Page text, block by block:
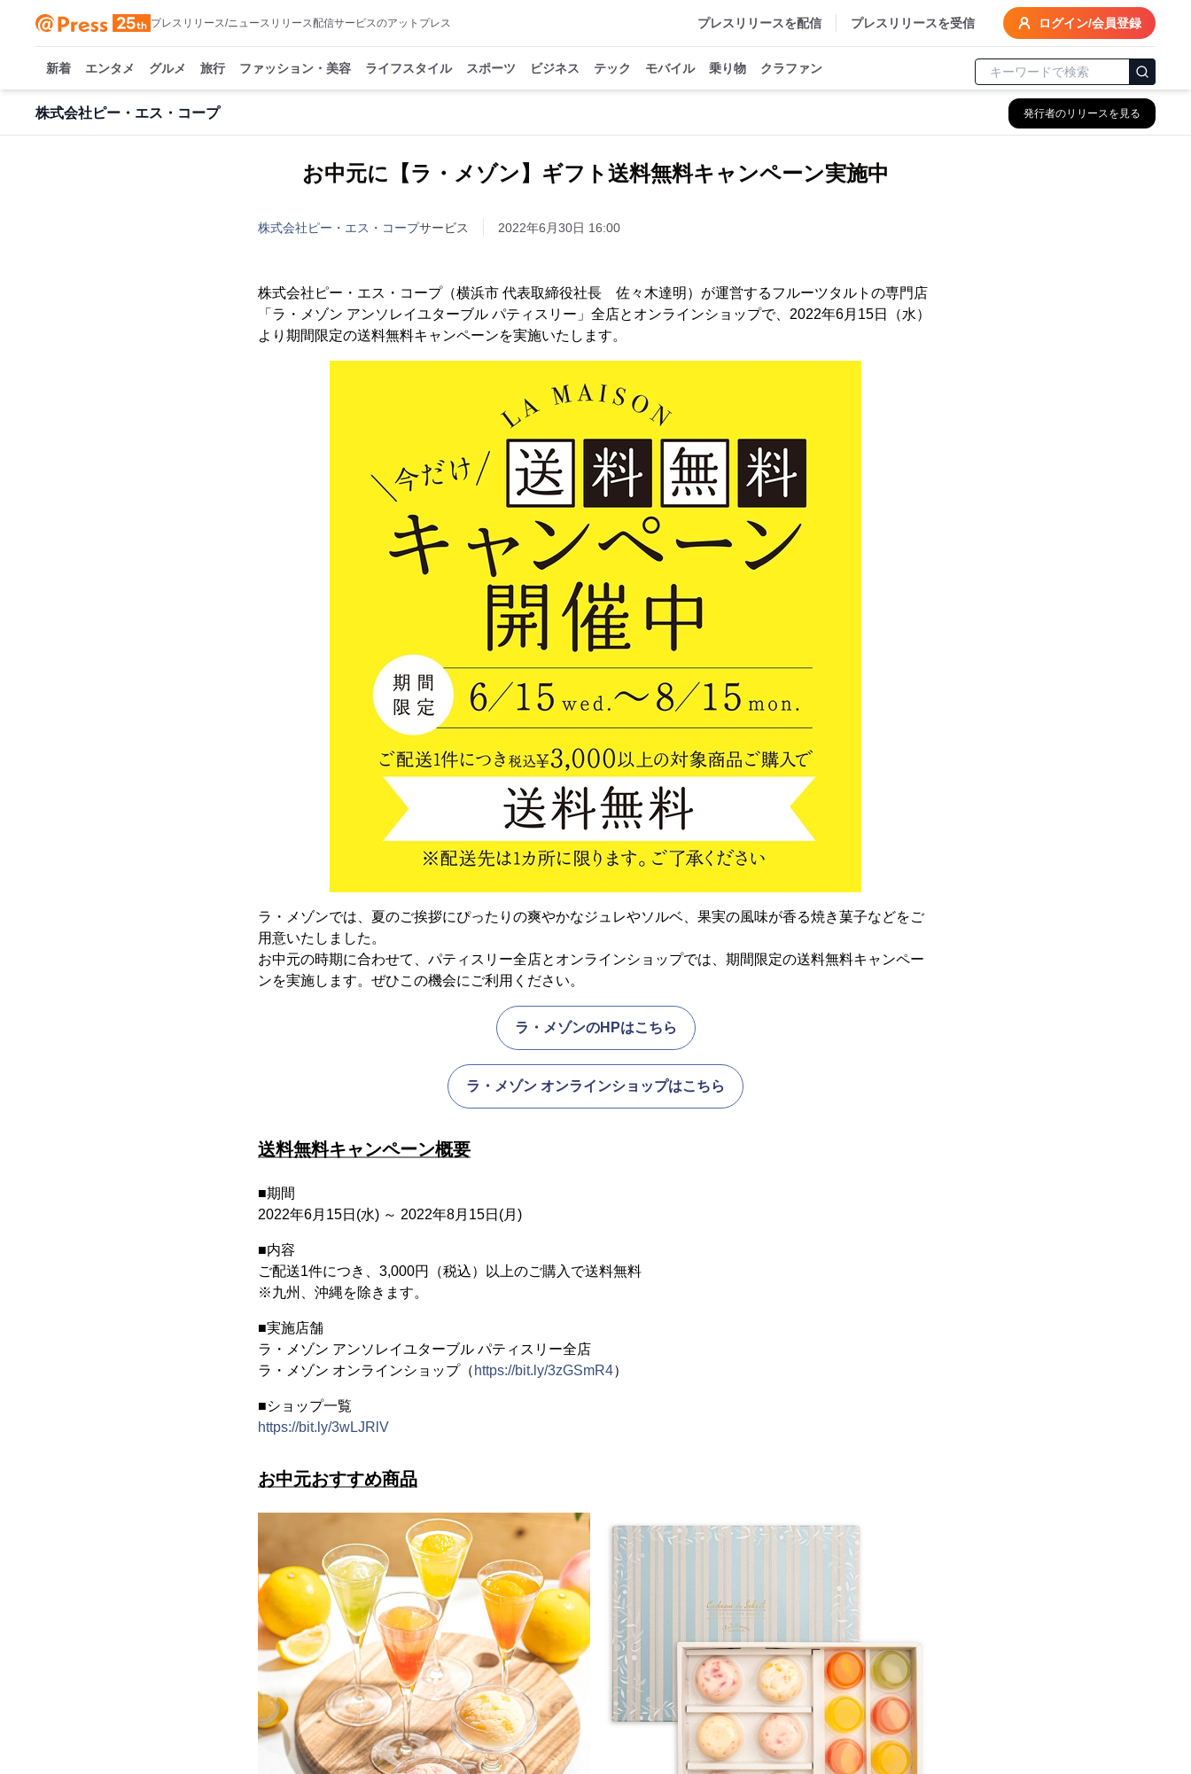
プレスリリース/ニュースリリース配信サービスのアットプレス プレスリリースを配信 プレスリリースを受信 ログイン/会員登録
新着 エンタメ グルメ 旅行 ファッション・美容 ライフスタイル スポーツ ビジネス テック モバイル 乗り物 クラファン
株式会社ピー・エス・コープ 発行者のリリースを見る
お中元に【ラ・メゾン】ギフト送料無料キャンペーン実施中
株式会社ピー・エス・コープサービス 2022年6月30日 16:00
株式会社ピー・エス・コープ（横浜市 代表取締役社長 佐々木達明）が運営するフルーツタルトの専門店
「ラ・メゾン アンソレイユターブル パティスリー」全店とオンラインショップで、2022年6月15日（水）
より期間限定の送料無料キャンペーンを実施いたします。
ラ・メゾンでは、夏のご挨拶にぴったりの爽やかなジュレやソルベ、果実の風味が香る焼き菓子などをご
用意いたしました。
お中元の時期に合わせて、パティスリー全店とオンラインショップでは、期間限定の送料無料キャンペー
ンを実施します。ぜひこの機会にご利用ください。
ラ・メゾンのHPはこちら
ラ・メゾン オンラインショップはこちら
送料無料キャンペーン概要
■期間
2022年6月15日(水) ～ 2022年8月15日(月)
■内容
ご配送1件につき、3,000円（税込）以上のご購入で送料無料
※九州、沖縄を除きます。
■実施店舗
ラ・メゾン アンソレイユターブル パティスリー全店
ラ・メゾン オンラインショップ（ https://bit.ly/3zGSmR4）
■ショップ一覧
https://bit.ly/3wLJRlV
お中元おすすめ商品